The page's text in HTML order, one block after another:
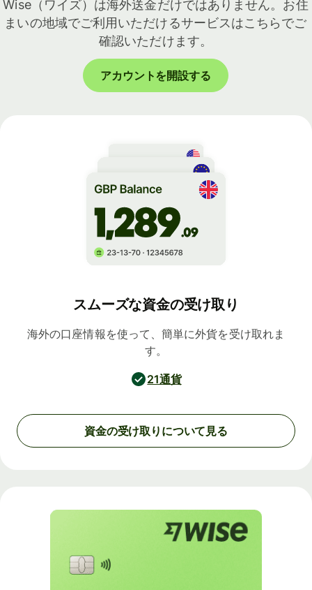
Wise（ワイズ）は海外送金だけではありません。お住
まいの地域でご利用いただけるサービスはこちらでご
確認いただけます。
アカウントを開設する
スムーズな資金の受け取り
海外の口座情報を使って、簡単に外貨を受け取れま
す。
21通貨
資金の受け取りについて見る